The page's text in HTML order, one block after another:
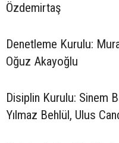
Özdemirtaş
Denetleme Kurulu:
Oğuz Akayoğlu
Disiplin Kurulu: Sinem
Yılmaz Behlül, Ulus